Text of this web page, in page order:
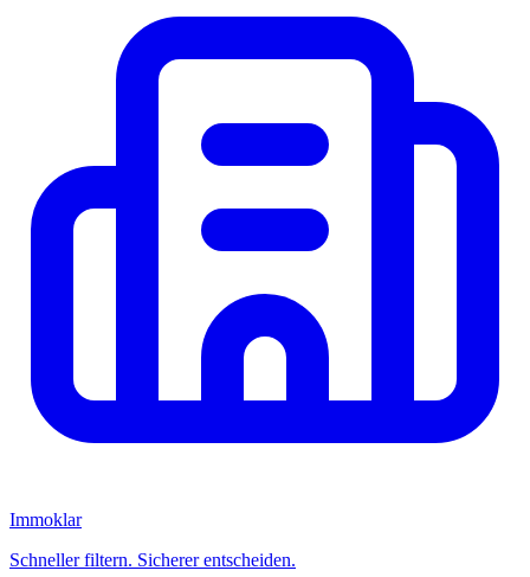
Immoklar
Schneller filtern. Sicherer entscheiden.